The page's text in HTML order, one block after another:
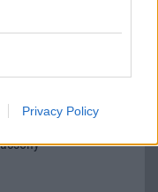
Privacy Policy
az ünnepek alatt